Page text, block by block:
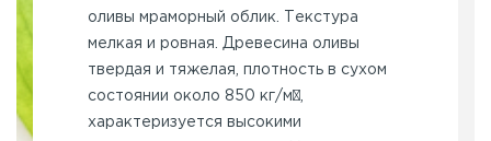
оливы мраморный облик. Текстура
мелкая и ровная. Древесина оливы
твердая и тяжелая, плотность в сухом
состоянии около 850 кг/м³,
характеризуется высокими